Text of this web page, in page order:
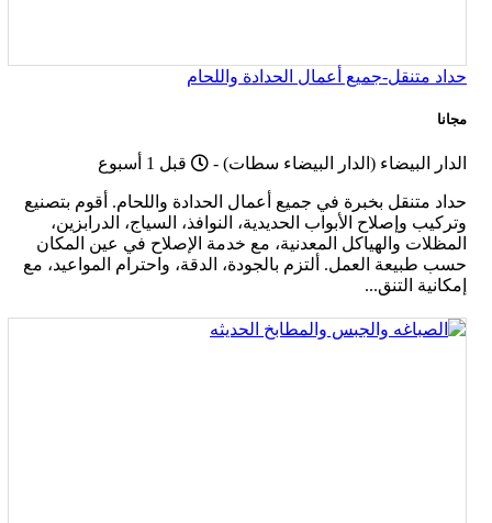
حداد متنقل-جميع أعمال الحدادة واللحام
مجانا
الدار البيضاء (الدار البيضاء سطات) -
Published
قبل 1 أسبوع
حداد متنقل بخبرة في جميع أعمال الحدادة واللحام. أقوم بتصنيع
وتركيب وإصلاح الأبواب الحديدية، النوافذ، السياج، الدرابزين،
المظلات والهياكل المعدنية، مع خدمة الإصلاح في عين المكان
حسب طبيعة العمل. ألتزم بالجودة، الدقة، واحترام المواعيد، مع
إمكانية التنق...